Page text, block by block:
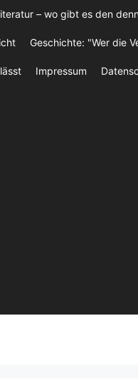
– wo gibt es den
Geschichte: "Wer die
Impressum